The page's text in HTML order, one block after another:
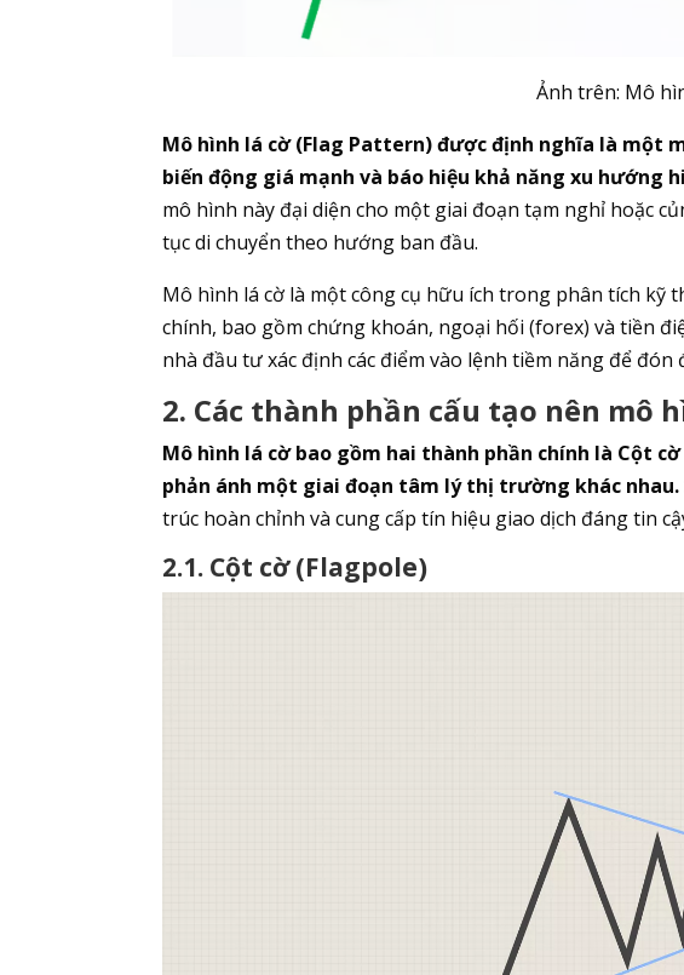
Ảnh trên: Mô
Mô hình lá cờ (Flag Pattern) được định nghĩa là một
biến động giá mạnh và báo hiệu khả năng xu hướng
mô hình này đại diện cho một giai đoạn tạm nghỉ hoặc
tục di chuyển theo hướng ban đầu.
Mô hình lá cờ là một công cụ hữu ích trong phân tích
chính, bao gồm chứng khoán, ngoại hối (forex) và tiền
nhà đầu tư xác định các điểm vào lệnh tiềm năng để
2. Các thành phần cấu tạo nên mô
Mô hình lá cờ bao gồm hai thành phần chính là Cột
phản ánh một giai đoạn tâm lý thị trường khác nhau.
trúc hoàn chỉnh và cung cấp tín hiệu giao dịch đáng tin
2.1. Cột cờ (Flagpole)